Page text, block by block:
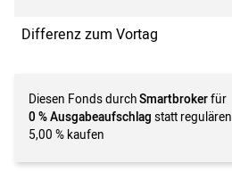
Differenz zum Vortag
Diesen Fonds durchSmartbrokerfür
0 % Ausgabeaufschlag statt regulären
5,00 % kaufen